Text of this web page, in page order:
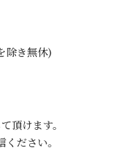
除き無休)
頂けます。
ださい。